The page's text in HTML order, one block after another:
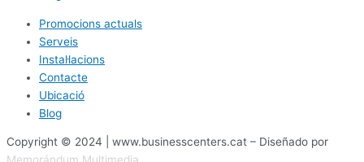
Promocions actuals
Serveis
Instal·lacions
Contacte
Ubicació
Blog
Copyright © 2024 | www.businesscenters.cat – Diseñado por